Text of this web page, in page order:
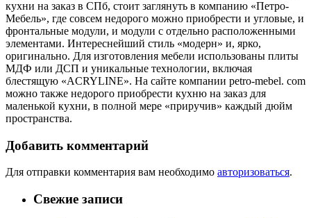
кухни на заказ в СПб, стоит заглянуть в компанию «Петро-
Мебель», где совсем недорого можно приобрести и угловые, и
фронтальные модули, и модули с отдельно расположенными
элементами. Интереснейший стиль «модерн» и, ярко,
оригинально. Для изготовления мебели использованы плиты
МДФ или ДСП и уникальные технологии, включая
блестящую «ACRYLINE». На сайте компании petro-mebel. com
можно также недорого приобрести кухню на заказ для
маленькой кухни, в полной мере «приручив» каждый дюйм
пространства.
Добавить комментарий
Для отправки комментария вам необходимо авторизоваться.
Свежие записи